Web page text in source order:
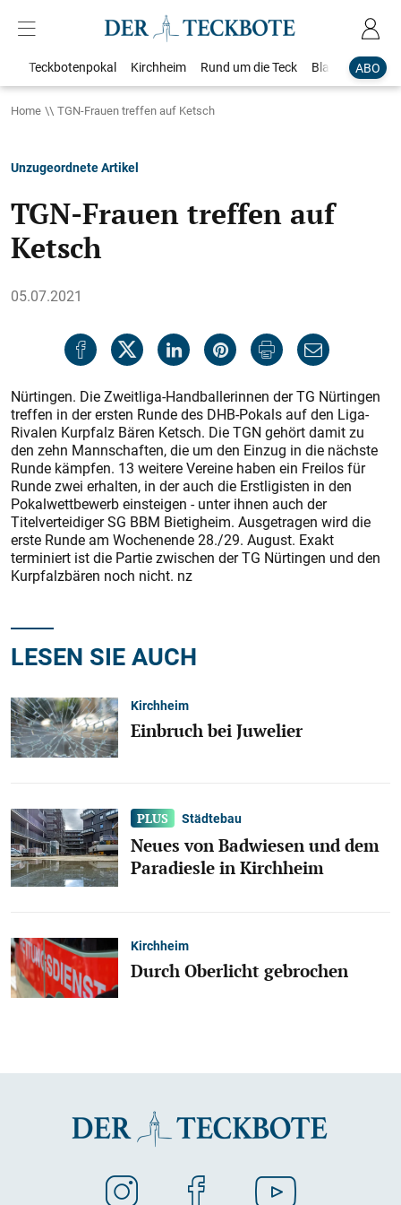
ABO
Teckbotenpokal Kirchheim Rund um die Teck Blaulicht
Home TGN-Frauen treffen auf Ketsch
Unzugeordnete Artikel
TGN-Frauen treffen auf
Ketsch
05.07.2021
Nürtingen. Die Zweitliga-Handballerinnen der TG Nürtingen
treffen in der ersten Runde des DHB-Pokals auf den Liga-
Rivalen Kurpfalz Bären Ketsch. Die TGN gehört damit zu
den zehn Mannschaften, die um den Einzug in die nächste
Runde kämpfen. 13 weitere Vereine haben ein Freilos für
Runde zwei erhalten, in der auch die Erstligisten in den
Pokalwettbewerb einsteigen - unter ihnen auch der
Titelverteidiger SG BBM Bietigheim. Ausgetragen wird die
erste Runde am Wochenende 28./29. August. Exakt
terminiert ist die Partie zwischen der TG Nürtingen und den
Kurpfalzbären noch nicht. nz
LESEN SIE AUCH
Kirchheim
Einbruch bei Juwelier
Städtebau
Neues von Badwiesen und dem
Paradiesle in Kirchheim
Kirchheim
Durch Oberlicht gebrochen